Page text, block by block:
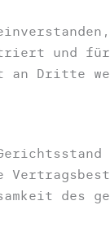
und für
an Dritte
des